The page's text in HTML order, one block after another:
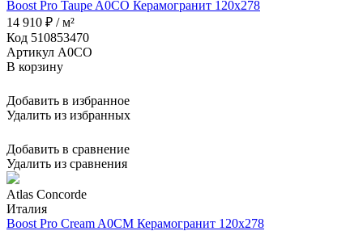
Boost Pro Taupe A0CO Керамогранит 120x278
14 910 ₽ / м²
Код 510853470
Артикул A0CO
В корзину
Добавить в избранное
Удалить из избранных
Добавить в сравнение
Удалить из сравнения
Atlas Concorde
Италия
Boost Pro Cream A0CM Керамогранит 120x278